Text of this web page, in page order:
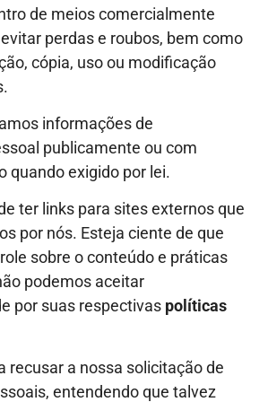
de meios comercialmente
perdas e roubos, bem como
cópia, uso ou modificação
informações de
publicamente ou com
quando exigido por lei.
ter links para sites externos que
por nós. Esteja ciente de que
sobre o conteúdo e práticas
podemos aceitar
por suas respectivas políticas
recusar a nossa solicitação de
entendendo que talvez